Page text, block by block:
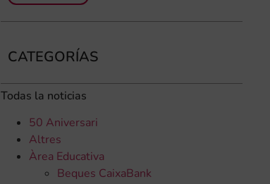
CATEGORÍAS
Todas la noticias
50 Aniversari
Altres
Àrea Educativa
Beques CaixaBank